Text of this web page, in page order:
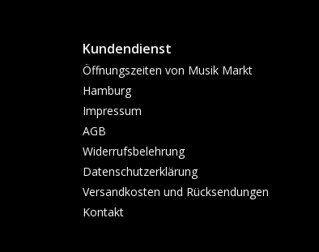
Kundendienst
Öffnungszeiten von Musik Markt
Hamburg
Impressum
AGB
Widerrufsbelehrung
Datenschutzerklärung
Versandkosten und Rücksendungen
Kontakt